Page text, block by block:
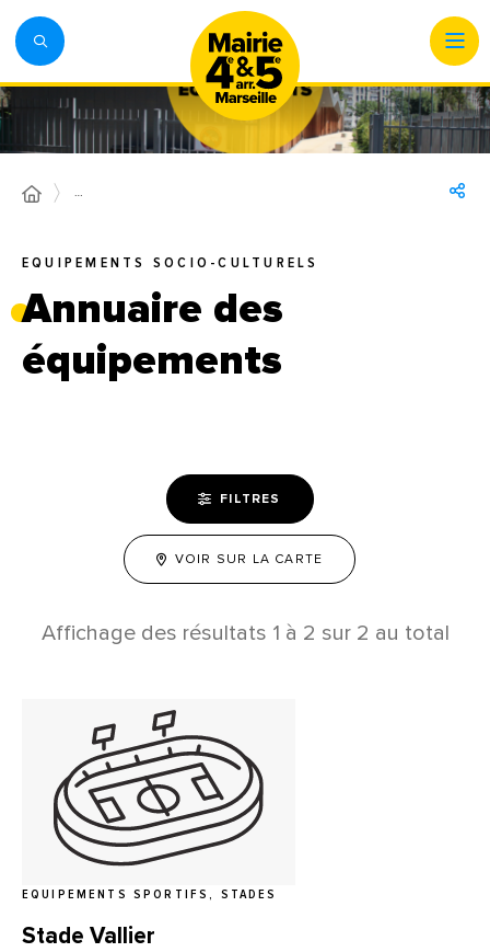
…
EQUIPEMENTS SOCIO-CULTURELS
Annuaire des
équipements
FILTRES
VOIR SUR LA CARTE
Affichage des résultats 1 à 2 sur 2 au total
EQUIPEMENTS SPORTIFS, STADES
Stade Vallier